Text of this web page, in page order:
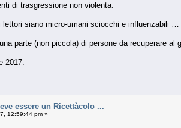
di trasgressione non violenta.
siano micro-umani sciocchi e influenzabili …
parte (non piccola) di persone da recuperare al
2017.
essere un Ricettàcolo ...
12:59:44 pm »